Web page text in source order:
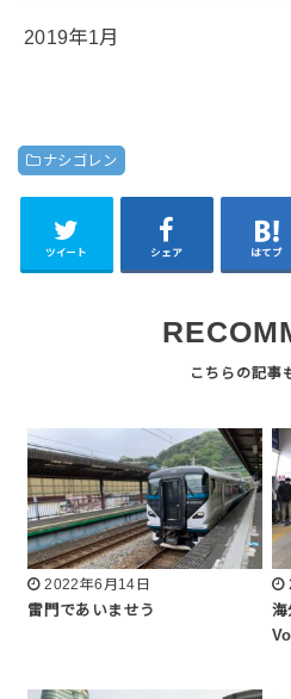
2019年1月
ナシゴレン
ツイート シェア はてブ
2022年6月14日
雷門であいませう
海